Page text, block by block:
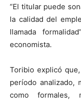
“El titular puede
la calidad del
llamada
economista.
Toribio explicó
período analizado,
como